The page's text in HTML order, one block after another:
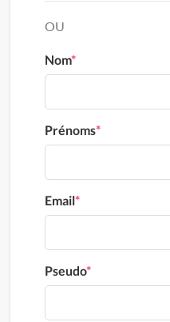
OU
Nom*
Prénoms*
Email*
Pseudo*